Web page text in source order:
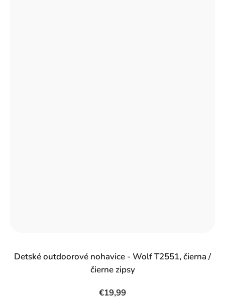
Detské outdoorové nohavice - Wolf T2551, čierna /
čierne zipsy
€19,99